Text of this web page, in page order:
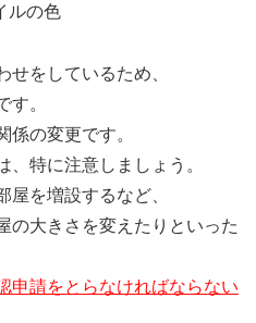
ルの色
せをしているため、
す。
係の変更です。
、特に注意しましょう。
屋を増設するなど、
の大きさを変えたりといった
申請をとらなければならない